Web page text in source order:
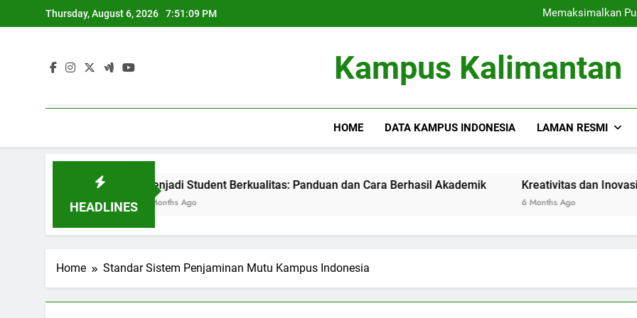
to
Thursday, August 6, 2026 7:51:09 PM
Memaksimalkan
Menciptakan
Memaksimalkan
Kampus Kalimantan
HOME DATA KAMPUS INDONESIA LAMAN RESMI
HEADLINES
Menjadi Student Berkualitas: Panduan dan Cara Berhasil Akademik
6 Months Ago
Kreativitas dan Inovasi:
6 Months Ago
Home Standar Sistem Penjaminan Mutu Kampus Indonesia